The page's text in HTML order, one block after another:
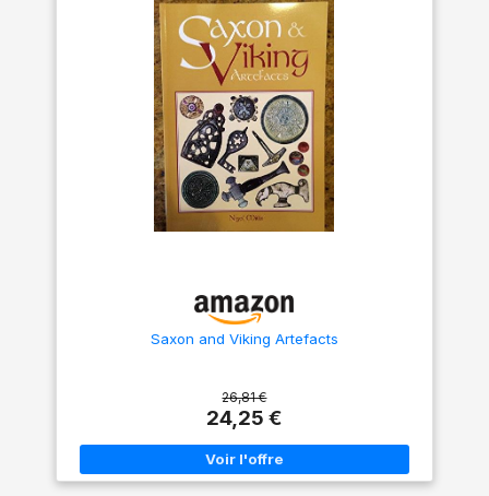
l'esprit des nordiques avec
notre corne à boire naturelle
de style médiéval fabriquée à
la main. Un cadeau parfait
pour toutes les saisons pour
les hommes : un cadeau
parfait pour votre mari, papa
ou ami pour Noël, le Nouvel
An, la fête des pères, les
anniversaires ou les
anniversaires. C'est une façon
mémorable de célébrer tout
homme qui apprécie la qualité
artisanale et le design
de 473,6 g, la corne FENRIR
bière, de l'hydromel, de la
pas deux identiques, vous
viking vraiment unique en son
genre. Qualité supérieure et
prêt à offrir : fabriquée à partir
Saxon and Viking Artefacts
26,81 €
24,25 €